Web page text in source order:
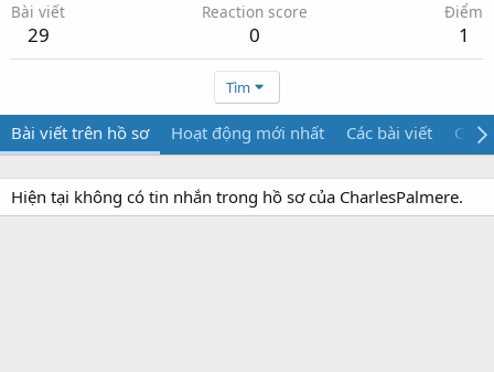
Bài viết
29
Reaction score
0
Điểm
1
Tìm
Bài viết trên hồ sơ Hoạt động mới nhất Các bài viết Giới
Hiện tại không có tin nhắn trong hồ sơ của CharlesPalmere.